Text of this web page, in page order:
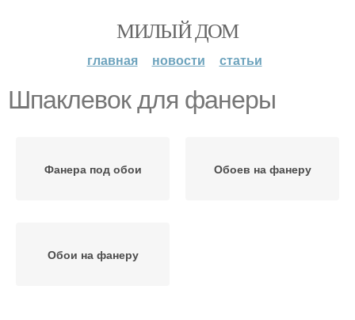
МИЛЫЙ ДОМ
главная новости статьи
Шпаклевок для фанеры
Фанера под обои Обоев на фанеру
Обои на фанеру